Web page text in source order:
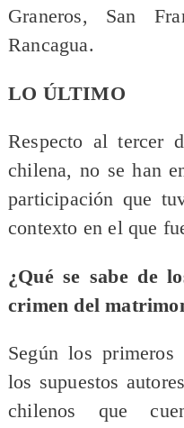
Graneros, San
Rancagua.
LO ÚLTIMO
Respecto al tercer
chilena, no se han
participación que
contexto en el que
¿Qué se sabe de
crimen del
Según los primeros
los supuestos
chilenos que